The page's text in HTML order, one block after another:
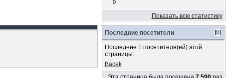
0
Показать всю статистику
Последние посетители
Последние 1 посетителя(ей) этой
страницы:
Bacek